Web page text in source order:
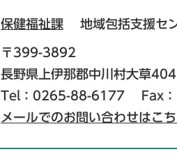
保健福祉課 地域包括支援セ
〒399-3892
長野県上伊那郡中川村大草
Tel：0265-88-6177
Fax
メールでのお問い合わせはこ